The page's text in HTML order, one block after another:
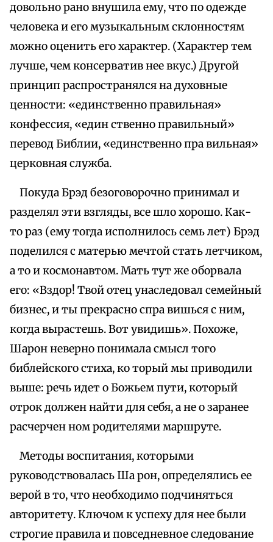
довольно рано внушила ему, что по одежде
человека и его музыкальным склонностям
можно оценить его характер. (Характер тем
лучше, чем консерватив нее вкус.) Другой
принцип распространялся на духовные
ценности: «единственно правильная»
конфессия, «един ственно правильный»
перевод Библии, «единственно пра вильная»
церковная служба.
Покуда Брэд безоговорочно принимал и
разделял эти взгляды, все шло хорошо. Как-
то раз (ему тогда исполнилось семь лет) Брэд
поделился с матерью мечтой стать летчиком,
а то и космонавтом. Мать тут же оборвала
его: «Вздор! Твой отец унаследовал семейный
бизнес, и ты прекрасно спра вишься с ним,
когда вырастешь. Вот увидишь». Похоже,
Шарон неверно понимала смысл того
библейского стиха, ко торый мы приводили
выше: речь идет о Божьем пути, который
отрок должен найти для себя, а не о заранее
расчерчен ном родителями маршруте.
Методы воспитания, которыми
руководствовалась Ша рон, определялись ее
верой в то, что необходимо подчиняться
авторитету. Ключом к успеху для нее были
строгие правила и повседневное следование